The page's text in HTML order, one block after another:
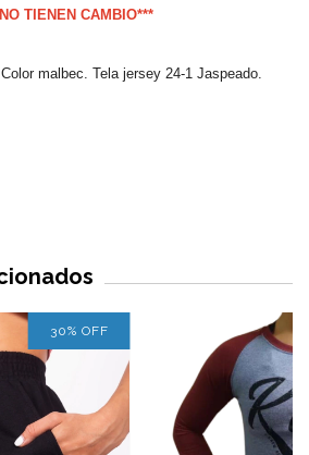
TIENEN CAMBIO***
malbec. Tela jersey 24-1 Jaspeado.
30% OFF